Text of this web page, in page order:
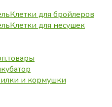
Клетки для бройлеров
Клетки для несушек
и кормушки